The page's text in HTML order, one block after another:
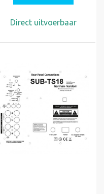
Direct uitvoerbaar